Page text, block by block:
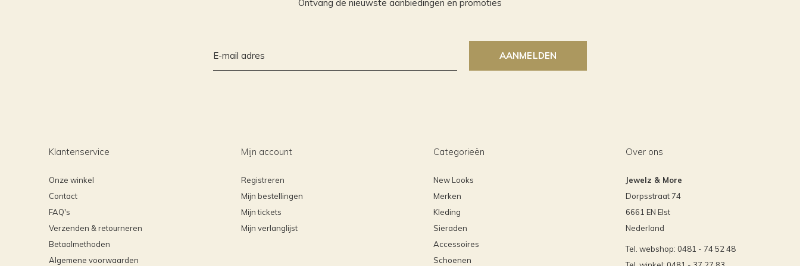
Ontvang de nieuwste aanbiedingen en promoties
AANMELDEN
Klantenservice
Onze winkel
Contact
FAQ's
Verzenden & retourneren
Betaalmethoden
Algemene voorwaarden
Mijn account
Registreren
Mijn bestellingen
Mijn tickets
Mijn verlanglijst
Categorieën
New Looks
Merken
Kleding
Sieraden
Accessoires
Schoenen
Over ons
Jewelz & More
Dorpsstraat 74
6661 EN Elst
Nederland
Tel. webshop: 0481 - 74 52 48